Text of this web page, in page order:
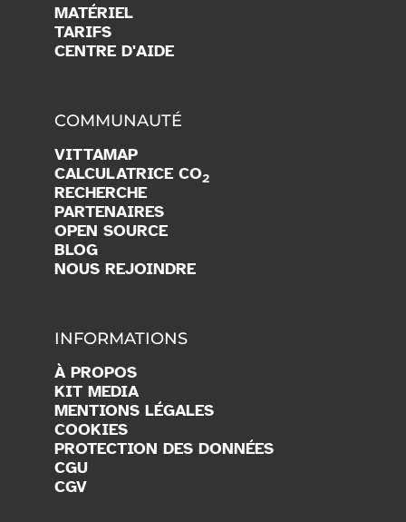
MATÉRIEL
TARIFS
CENTRE D'AIDE
COMMUNAUTÉ
VITTAMAP
CALCULATRICE CO2
RECHERCHE
PARTENAIRES
OPEN SOURCE
BLOG
NOUS REJOINDRE
INFORMATIONS
À PROPOS
KIT MEDIA
MENTIONS LÉGALES
COOKIES
PROTECTION DES DONNÉES
CGU
CGV